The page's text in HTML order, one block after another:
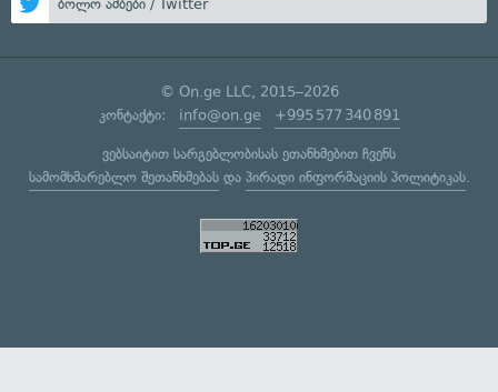
ბოლო ამბები / Twitter
© On.ge LLC, 2015–2026
კონტაქტი: info@on.ge +995 577 340 891
ვებსაიტით სარგებლობისას ეთანხმებით ჩვენს
სამომხმარებლო შეთანხმებასდა პირადი ინფორმაციის პოლიტიკას.